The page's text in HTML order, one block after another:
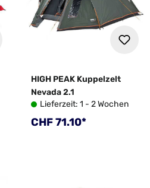
HIGH PEAK Kuppelzelt
Nevada 2.1
Lieferzeit: 1 - 2 Wochen
Regulärer Preis:
CHF 71.10*